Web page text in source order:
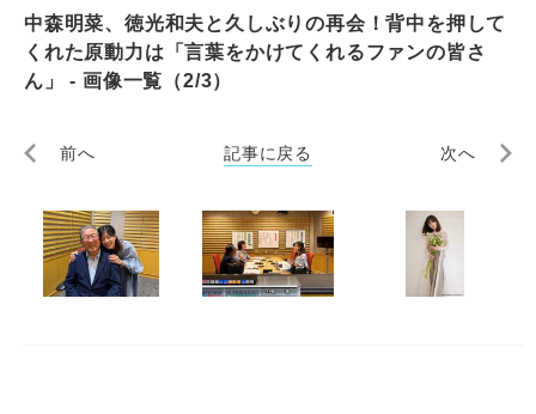
中森明菜、徳光和夫と久しぶりの再会！背中を押して
くれた原動力は「言葉をかけてくれるファンの皆さ
ん」 - 画像一覧（2/3）
前へ 記事に戻る 次へ